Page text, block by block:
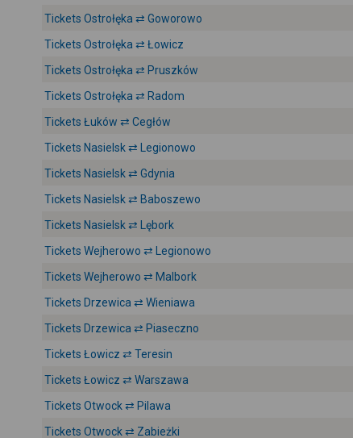
Tickets Ostrołęka ⇄ Goworowo
Tickets Ostrołęka ⇄ Łowicz
Tickets Ostrołęka ⇄ Pruszków
Tickets Ostrołęka ⇄ Radom
Tickets Łuków ⇄ Cegłów
Tickets Nasielsk ⇄ Legionowo
Tickets Nasielsk ⇄ Gdynia
Tickets Nasielsk ⇄ Baboszewo
Tickets Nasielsk ⇄ Lębork
Tickets Wejherowo ⇄ Legionowo
Tickets Wejherowo ⇄ Malbork
Tickets Drzewica ⇄ Wieniawa
Tickets Drzewica ⇄ Piaseczno
Tickets Łowicz ⇄ Teresin
Tickets Łowicz ⇄ Warszawa
Tickets Otwock ⇄ Pilawa
Tickets Otwock ⇄ Zabieżki